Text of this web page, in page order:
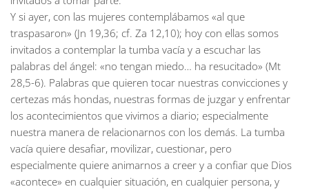
Y si ayer, con las mujeres contemplábamos «al que
traspasaron» (Jn 19,36; cf. Za 12,10); hoy con ellas somos
invitados a contemplar la tumba vacía y a escuchar las
palabras del ángel: «no tengan miedo… ha resucitado» (Mt
28,5-6). Palabras que quieren tocar nuestras convicciones y
certezas más hondas, nuestras formas de juzgar y enfrentar
los acontecimientos que vivimos a diario; especialmente
nuestra manera de relacionarnos con los demás. La tumba
vacía quiere desafiar, movilizar, cuestionar, pero
especialmente quiere animarnos a creer y a confiar que Dios
«acontece» en cualquier situación, en cualquier persona, y